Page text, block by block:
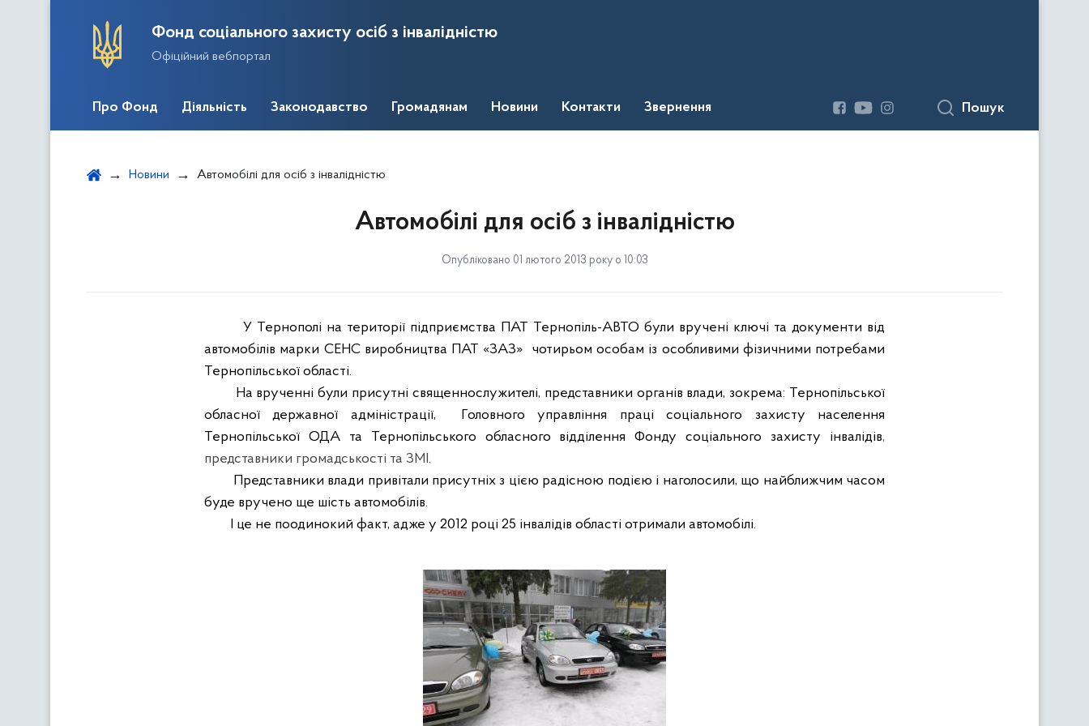
Фонд соціального захисту осіб з інвалідністю
Офіційний вебпортал
Про Фонд Діяльність Законодавство Громадянам Новини Контакти Звернення Пошук
Новини Автомобілі для осіб з інвалідністю
Автомобілі для осіб з інвалідністю
Опубліковано 01 лютого 2013 року о 10:03
У Тернополі на території підприємства ПАТ Тернопіль-АВТО були вручені ключі та документи від
автомобілів марки СЕНС виробництва ПАТ «ЗАЗ»
чотирьом особам із особливими фізичними потребами
Тернопільської області.
На врученні були присутні священнослужителі, представники органів влади, зокрема: Тернопільської
обласної державної адміністрації,
Головного управління праці соціального захисту населення
Тернопільської ОДА та Тернопільського обласного відділення Фонду соціального захисту інвалідів,
представники громадськості та ЗМІ.
Представники влади привітали присутніх з цією радісною подією і наголосили, що найближчим часом
буде вручено ще шість автомобілів.
І це не поодинокий факт, адже у 2012 році 25 інвалідів області отримали автомобілі.